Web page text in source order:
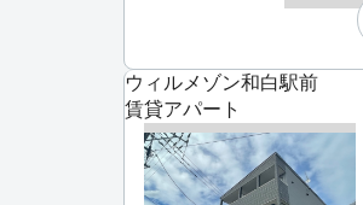
ウィルメゾン和白駅前
賃貸アパート